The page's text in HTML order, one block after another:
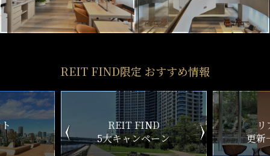
REIT FIND限定 おすすめ情報
ン
リアルタイム
更新一覧チェック
新